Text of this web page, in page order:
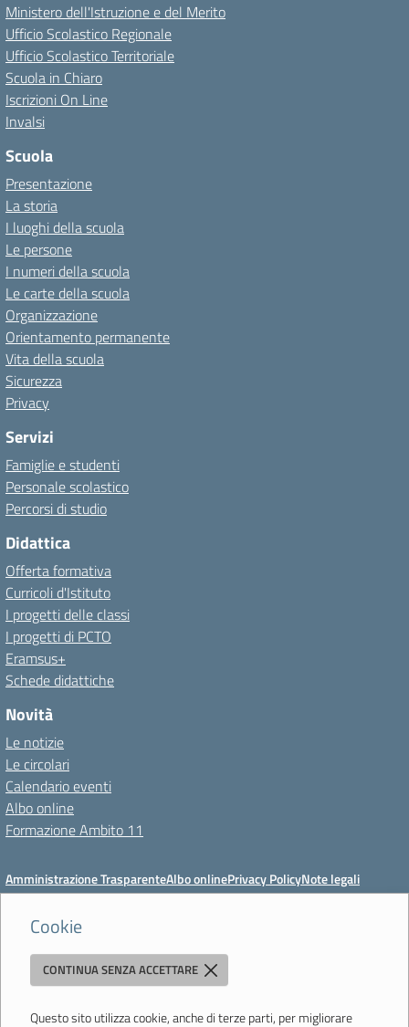
Cookie
CONTINUA SENZA ACCETTARE
Questo sito utilizza cookie, anche di terze parti, per migliorare
Ministero dell'Istruzione e del Merito
Ufficio Scolastico Regionale
Ufficio Scolastico Territoriale
Scuola in Chiaro
Iscrizioni On Line
Invalsi
Scuola
Presentazione
La storia
I luoghi della scuola
Le persone
I numeri della scuola
Le carte della scuola
Organizzazione
Orientamento permanente
Vita della scuola
Sicurezza
Privacy
Servizi
Famiglie e studenti
Personale scolastico
Percorsi di studio
Didattica
Offerta formativa
Curricoli d'Istituto
I progetti delle classi
I progetti di PCTO
Eramsus+
Schede didattiche
Novità
Le notizie
Le circolari
Calendario eventi
Albo online
Formazione Ambito 11
Amministrazione TrasparenteAlbo onlinePrivacy PolicyNote legali
Meccanismo di feedbackDichiarazioni di accessibilitàPreferenze cookie
Istituto di Istruzione Superiore 'Primo Levi'
764354 - Email:mois00200c@istruzione.it- PEC: